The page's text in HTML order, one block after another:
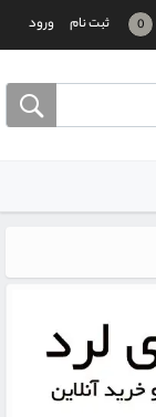
ورود ثبت نام 0